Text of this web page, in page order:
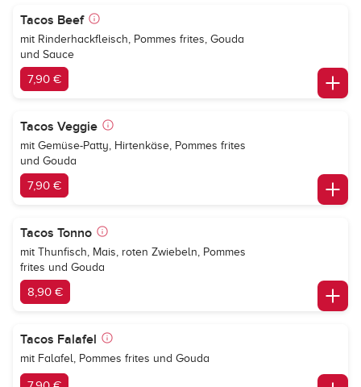
Tacos Beef
mit Rinderhackfleisch, Pommes frites, Gouda
und Sauce
7,90 €
Tacos Veggie
mit Gemüse-Patty, Hirtenkäse, Pommes frites
und Gouda
7,90 €
Tacos Tonno
mit Thunfisch, Mais, roten Zwiebeln, Pommes
frites und Gouda
8,90 €
Tacos Falafel
mit Falafel, Pommes frites und Gouda